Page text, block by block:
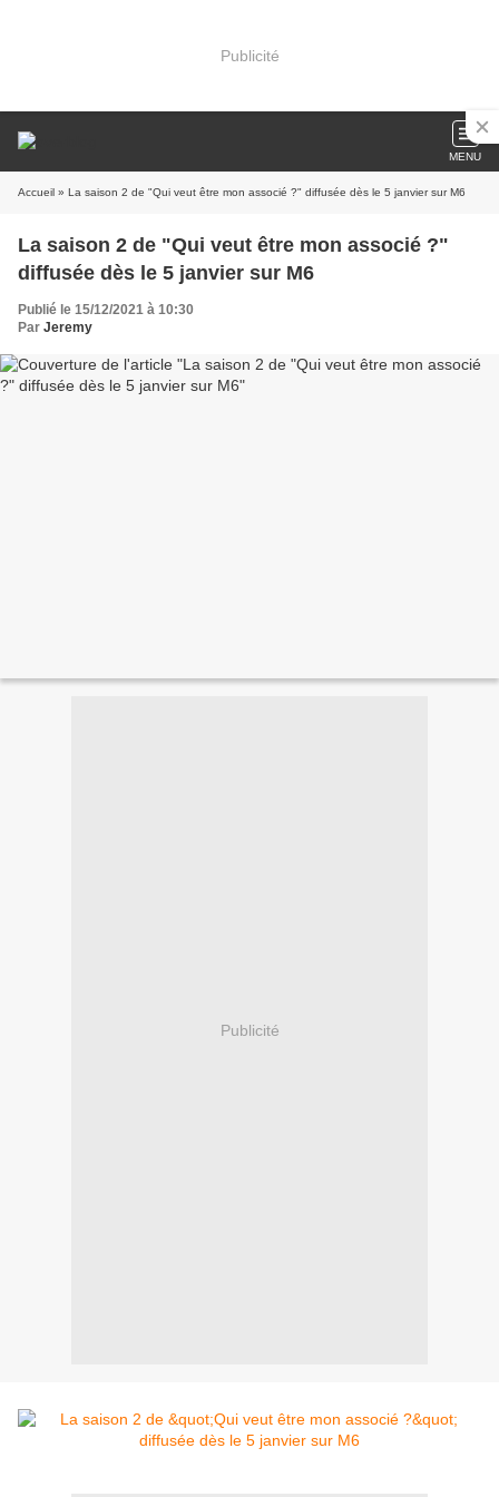
Publicité
MENU
Accueil » La saison 2 de "Qui veut être mon associé ?" diffusée dès le 5 janvier sur M6
La saison 2 de "Qui veut être mon associé ?"
diffusée dès le 5 janvier sur M6
Publié le 15/12/2021 à 10:30
Par Jeremy
Publicité